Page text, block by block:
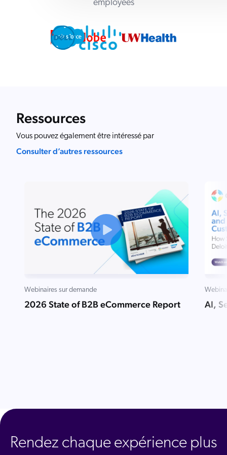
employees
Ressources
Vous pouvez également être intéressé par
Consulter d’autres ressources
Webinaires sur demande
2026 State of B2B eCommerce Report AI,
Rendez chaque expérience plus